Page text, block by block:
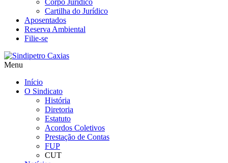
Cartilha do Jurídico
Aposentados
Reserva Ambiental
Filie-se
Menu
Início
O Sindicato
História
Diretoria
Estatuto
Acordos Coletivos
Prestação de Contas
FUP
CUT